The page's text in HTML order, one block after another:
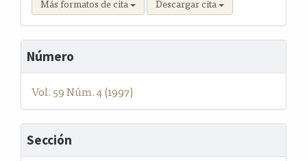
Más formatos de cita Descargar cita
Número
Vol. 59 Núm. 4 (1997)
Sección